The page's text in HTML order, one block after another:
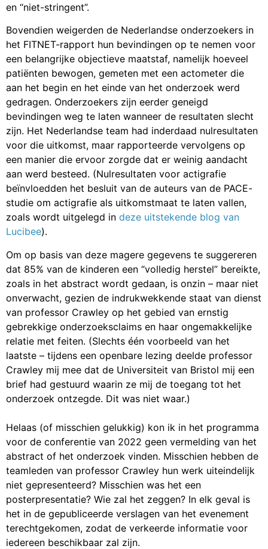
en “niet-stringent”.
Bovendien weigerden de Nederlandse onderzoekers in
het FITNET-rapport hun bevindingen op te nemen voor
een belangrijke objectieve maatstaf, namelijk hoeveel
patiënten bewogen, gemeten met een actometer die
aan het begin en het einde van het onderzoek werd
gedragen. Onderzoekers zijn eerder geneigd
bevindingen weg te laten wanneer de resultaten slecht
zijn. Het Nederlandse team had inderdaad nulresultaten
voor die uitkomst, maar rapporteerde vervolgens op
een manier die ervoor zorgde dat er weinig aandacht
aan werd besteed. (Nulresultaten voor actigrafie
beïnvloedden het besluit van de auteurs van de PACE-
studie om actigrafie als uitkomstmaat te laten vallen,
zoals wordt uitgelegd in deze uitstekende blog van
Lucibee).
Om op basis van deze magere gegevens te suggereren
dat 85% van de kinderen een “volledig herstel” bereikte,
zoals in het abstract wordt gedaan, is onzin – maar niet
onverwacht, gezien de indrukwekkende staat van dienst
van professor Crawley op het gebied van ernstig
gebrekkige onderzoeksclaims en haar ongemakkelijke
relatie met feiten. (Slechts één voorbeeld van het
laatste – tijdens een openbare lezing deelde professor
Crawley mij mee dat de Universiteit van Bristol mij een
brief had gestuurd waarin ze mij de toegang tot het
onderzoek ontzegde. Dit was niet waar.)
Helaas (of misschien gelukkig) kon ik in het programma
voor de conferentie van 2022 geen vermelding van het
abstract of het onderzoek vinden. Misschien hebben de
teamleden van professor Crawley hun werk uiteindelijk
niet gepresenteerd? Misschien was het een
posterpresentatie? Wie zal het zeggen? In elk geval is
het in de gepubliceerde verslagen van het evenement
terechtgekomen, zodat de verkeerde informatie voor
iedereen beschikbaar zal zijn.